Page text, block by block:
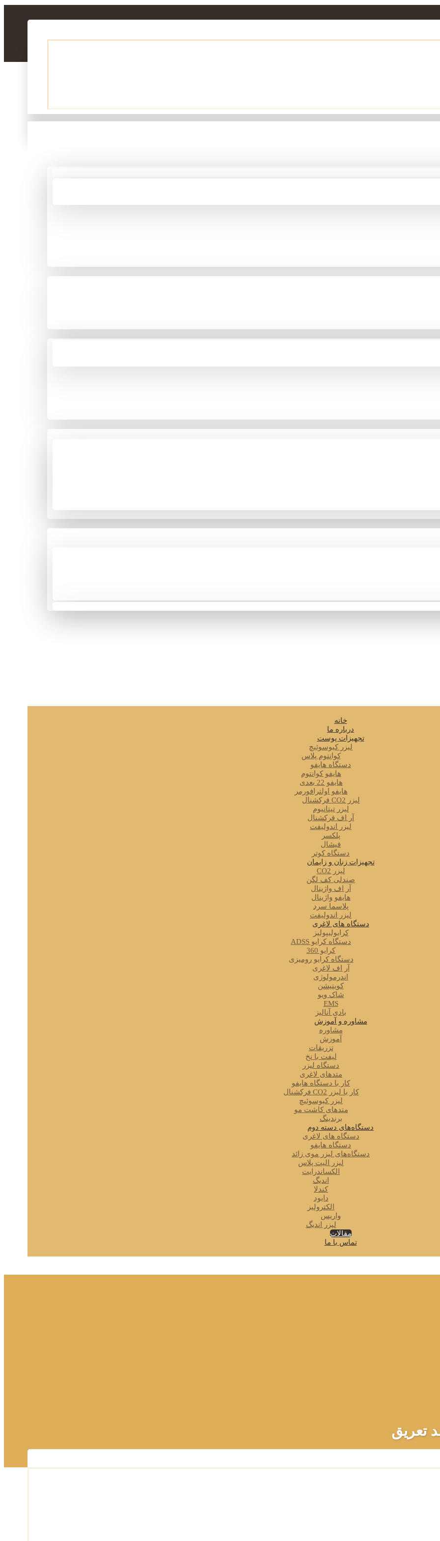
خانه
درباره ما
تجهیزات پوست
لیزر کیوسوئیچ
کوانتوم پلاس
دستگاه هایفو
هایفو کوانتوم
هایفو 22 بعدی
هایفو اولترافورمر
لیزر CO2 فرکشنال
لیزر تیتانیوم
آر اف فرکشنال
لیزر اندولیفت
پلکسر
فیشال
دستگاه کوتر
تجهیزات زنان و زایمان
لیزر CO2
صندلی کف لگن
آر اف واژینال
هایفو واژینال
پلاسما سرد
لیزر اندولیفت
دستگاه های لاغری
کرایولیپولیز
دستگاه کرایو ADSS
کرایو 360
دستگاه کرایو رومیزی
آر اف لاغری
اندرمولوژی
کویتیشن
شاک ویو
EMS
بادی آنالیز
مشاوره و آموزش
مشاوره
آموزش
تزریقات
لیفت با نخ
دستگاه لیزر
متدهای لاغری
کار با دستگاه هایفو
کار با لیزر CO2 فرکشنال
لیزر کیوسوئیچ
متدهای کاشت مو
برندینگ
دستگاه‌های دسته دوم
دستگاه های لاغری
دستگاه هایفو
دستگاه‌های لیزر موی زائد
لیزر الیت پلاس
الکساندرایت
اندیگ
کندلا
دایود
الکترولیز
واریس
لیزر اندیگ
مقالات
تماس با ما
تعریق